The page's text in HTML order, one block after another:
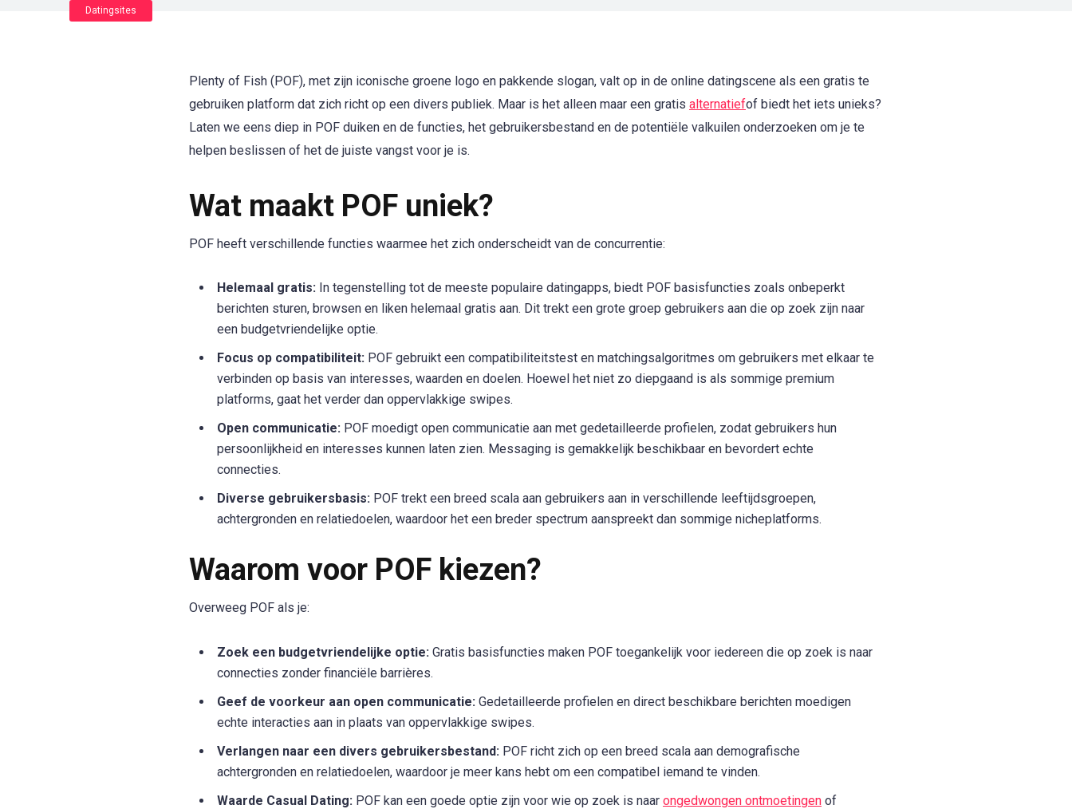
Datingsites
Plenty of Fish (POF), met zijn iconische groene logo en pakkende slogan, valt op in de online datingscene als een gratis te
gebruiken platform dat zich richt op een divers publiek. Maar is het alleen maar een gratis alternatiefof biedt het iets unieks?
Laten we eens diep in POF duiken en de functies, het gebruikersbestand en de potentiële valkuilen onderzoeken om je te
helpen beslissen of het de juiste vangst voor je is.
Wat maakt POF uniek?
POF heeft verschillende functies waarmee het zich onderscheidt van de concurrentie:
Helemaal gratis: In tegenstelling tot de meeste populaire datingapps, biedt POF basisfuncties zoals onbeperkt
berichten sturen, browsen en liken helemaal gratis aan. Dit trekt een grote groep gebruikers aan die op zoek zijn naar
een budgetvriendelijke optie.
Focus op compatibiliteit: POF gebruikt een compatibiliteitstest en matchingsalgoritmes om gebruikers met elkaar te
verbinden op basis van interesses, waarden en doelen. Hoewel het niet zo diepgaand is als sommige premium
platforms, gaat het verder dan oppervlakkige swipes.
Open communicatie: POF moedigt open communicatie aan met gedetailleerde profielen, zodat gebruikers hun
persoonlijkheid en interesses kunnen laten zien. Messaging is gemakkelijk beschikbaar en bevordert echte
connecties.
Diverse gebruikersbasis: POF trekt een breed scala aan gebruikers aan in verschillende leeftijdsgroepen,
achtergronden en relatiedoelen, waardoor het een breder spectrum aanspreekt dan sommige nicheplatforms.
Waarom voor POF kiezen?
Overweeg POF als je:
Zoek een budgetvriendelijke optie: Gratis basisfuncties maken POF toegankelijk voor iedereen die op zoek is naar
connecties zonder financiële barrières.
Geef de voorkeur aan open communicatie: Gedetailleerde profielen en direct beschikbare berichten moedigen
echte interacties aan in plaats van oppervlakkige swipes.
Verlangen naar een divers gebruikersbestand: POF richt zich op een breed scala aan demografische
achtergronden en relatiedoelen, waardoor je meer kans hebt om een compatibel iemand te vinden.
Waarde Casual Dating: POF kan een goede optie zijn voor wie op zoek is naar ongedwongen ontmoetingen of